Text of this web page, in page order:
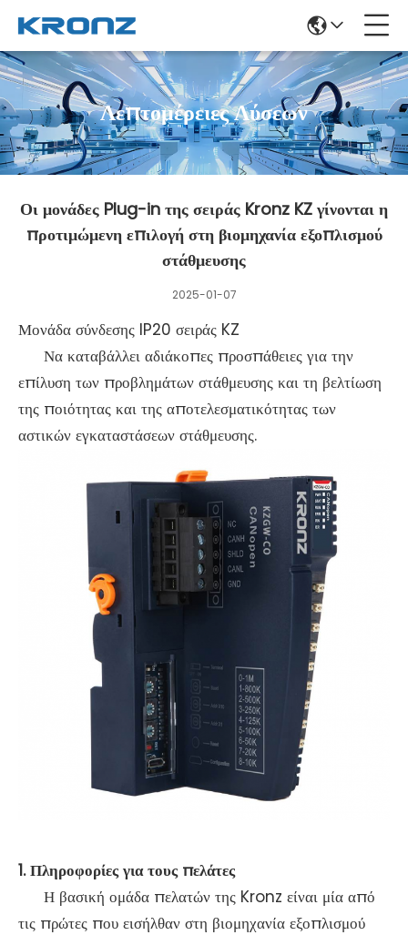
Λεπτομέρειες Λύσεων
Οι μονάδες Plug-in της σειράς Kronz KZ γίνονται η
προτιμώμενη επιλογή στη βιομηχανία εξοπλισμού
στάθμευσης
2025-01-07
Μονάδα σύνδεσης IP20 σειράς KZ
Να καταβάλλει αδιάκοπες προσπάθειες για την
επίλυση των προβλημάτων στάθμευσης και τη βελτίωση
της ποιότητας και της αποτελεσματικότητας των
αστικών εγκαταστάσεων στάθμευσης.
1. Πληροφορίες για τους πελάτες
Η βασική ομάδα πελατών της Kronz είναι μία από
τις πρώτες που εισήλθαν στη βιομηχανία εξοπλισμού